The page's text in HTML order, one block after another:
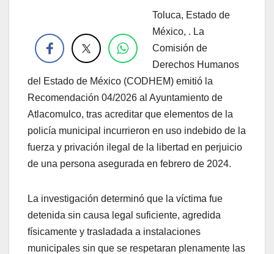
Toluca, Estado de
México, . La
Comisión de
Derechos Humanos
del Estado de México (CODHEM) emitió la
Recomendación 04/2026 al Ayuntamiento de
Atlacomulco, tras acreditar que elementos de la
policía municipal incurrieron en uso indebido de la
fuerza y privación ilegal de la libertad en perjuicio
de una persona asegurada en febrero de 2024.
La investigación determinó que la víctima fue
detenida sin causa legal suficiente, agredida
físicamente y trasladada a instalaciones
municipales sin que se respetaran plenamente las